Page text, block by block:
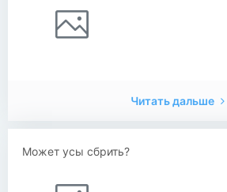
Читать дальше
Может усы сбрить?